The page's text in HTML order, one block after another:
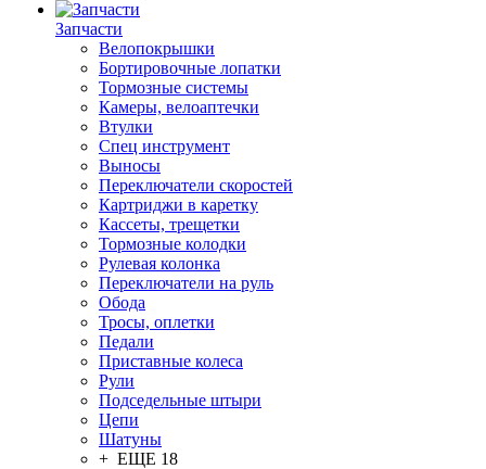
Запчасти
Велопокрышки
Бортировочные лопатки
Тормозные системы
Камеры, велоаптечки
Втулки
Спец инструмент
Выносы
Переключатели скоростей
Картриджи в каретку
Кассеты, трещетки
Тормозные колодки
Рулевая колонка
Переключатели на руль
Обода
Тросы, оплетки
Педали
Приставные колеса
Рули
Подседельные штыри
Цепи
Шатуны
+ ЕЩЕ 18